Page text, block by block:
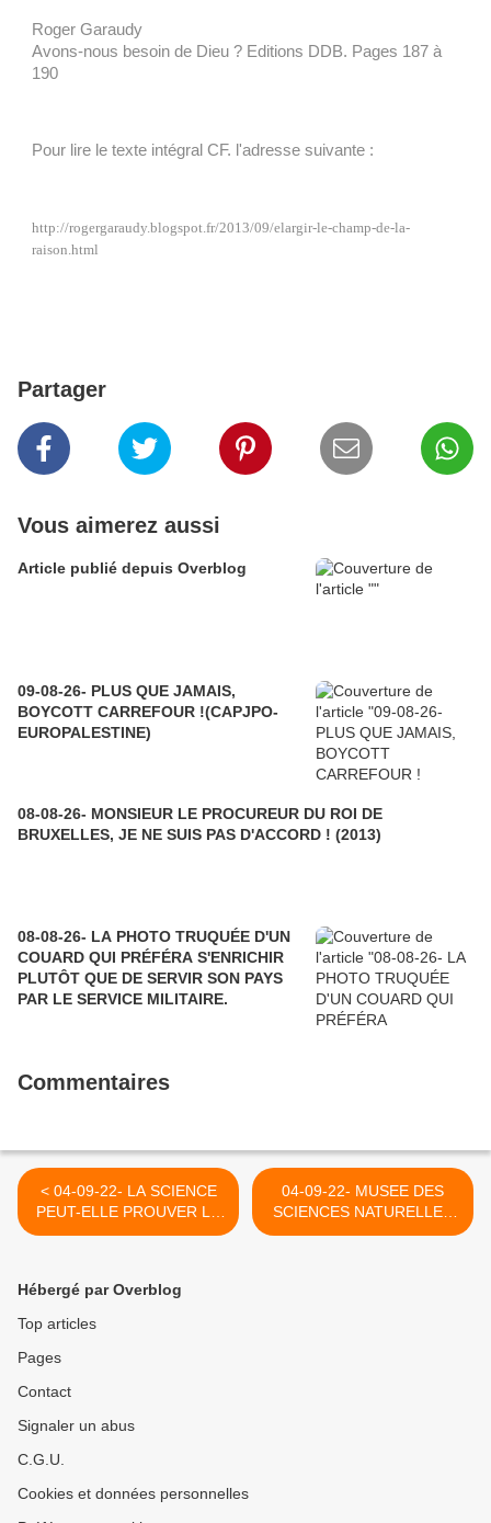
Roger Garaudy
Avons-nous besoin de Dieu ? Editions DDB. Pages 187 à
190
Pour lire le texte intégral CF. l'adresse suivante :
http://rogergaraudy.blogspot.fr/2013/09/elargir-le-champ-de-la-
raison.html
Partager
Vous aimerez aussi
Article publié depuis Overblog
09-08-26- PLUS QUE JAMAIS,
BOYCOTT CARREFOUR !(CAPJPO-
EUROPALESTINE)
08-08-26- MONSIEUR LE PROCUREUR DU ROI DE
BRUXELLES, JE NE SUIS PAS D'ACCORD ! (2013)
08-08-26- LA PHOTO TRUQUÉE D'UN
COUARD QUI PRÉFÉRA S'ENRICHIR
PLUTÔT QUE DE SERVIR SON PAYS
PAR LE SERVICE MILITAIRE.
Commentaires
< 04-09-22- LA SCIENCE
PEUT-ELLE PROUVER LE
VRAI DIEU EN RESTANT
04-09-22- MUSEE DES
SCIENCES NATURELLES
DE LILLE >
Hébergé par Overblog
Top articles
Pages
Contact
Signaler un abus
C.G.U.
Cookies et données personnelles